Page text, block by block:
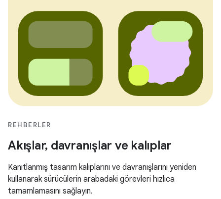
REHBERLER
Akışlar, davranışlar ve kalıplar
Kanıtlanmış tasarım kalıplarını ve davranışlarını yeniden
kullanarak sürücülerin arabadaki görevleri hızlıca
tamamlamasını sağlayın.